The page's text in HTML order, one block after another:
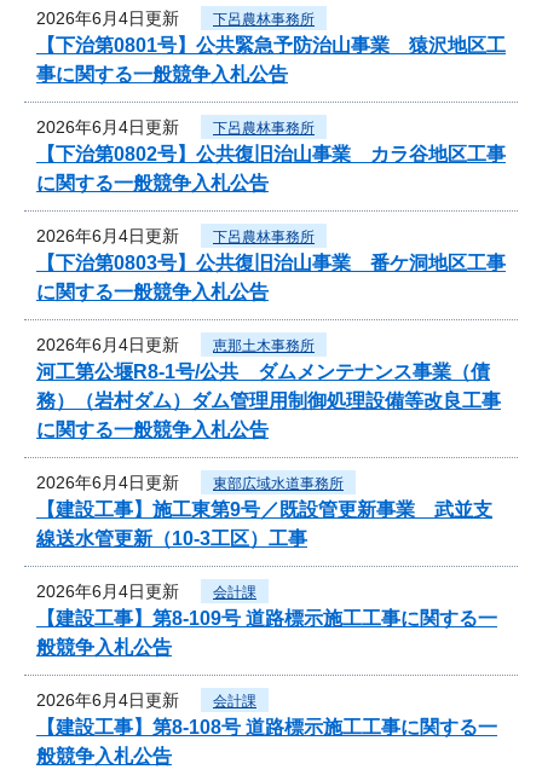
2026年6月4日更新 下呂農林事務所
【下治第0801号】公共緊急予防治山事業 猿沢地区工
事に関する一般競争入札公告
2026年6月4日更新 下呂農林事務所
【下治第0802号】公共復旧治山事業 カラ谷地区工事
に関する一般競争入札公告
2026年6月4日更新 下呂農林事務所
【下治第0803号】公共復旧治山事業 番ケ洞地区工事
に関する一般競争入札公告
2026年6月4日更新 恵那土木事務所
河工第公堰R8-1号/公共 ダムメンテナンス事業（債
務）（岩村ダム）ダム管理用制御処理設備等改良工事
に関する一般競争入札公告
2026年6月4日更新 東部広域水道事務所
【建設工事】施工東第9号／既設管更新事業 武並支
線送水管更新（10-3工区）工事
2026年6月4日更新 会計課
【建設工事】第8-109号 道路標示施工工事に関する一
般競争入札公告
2026年6月4日更新 会計課
【建設工事】第8-108号 道路標示施工工事に関する一
般競争入札公告